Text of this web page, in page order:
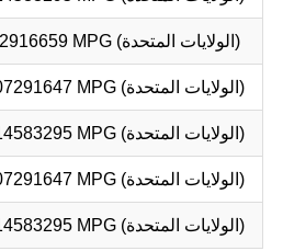
47.042916659 MPG (الولايات المتحدة)
117.607291647 MPG (الولايات المتحدة)
235.214583295 MPG (الولايات المتحدة)
1176.07291647 MPG (الولايات المتحدة)
2352.14583295 MPG (الولايات المتحدة)